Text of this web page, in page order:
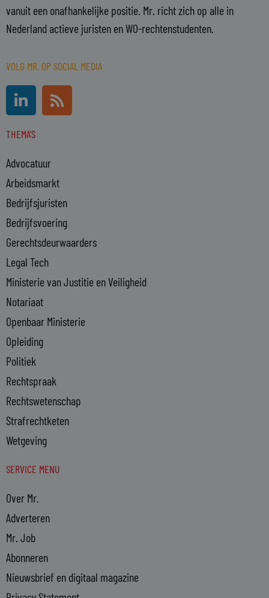
vanuit een onafhankelijke positie. Mr. richt zich op alle in
Nederland actieve juristen en WO-rechtenstudenten.
VOLG MR. OP SOCIAL MEDIA
i
k
d
i
n
-
i
n
R
s
THEMA'S
Advocatuur
Arbeidsmarkt
Bedrijfsjuristen
Bedrijfsvoering
Gerechtsdeurwaarders
Legal Tech
Ministerie van Justitie en Veiligheid
Notariaat
Openbaar Ministerie
Opleiding
Politiek
Rechtspraak
Rechtswetenschap
Strafrechtketen
Wetgeving
SERVICE MENU
Over Mr.
Adverteren
Mr. Job
Abonneren
Nieuwsbrief en digitaal magazine